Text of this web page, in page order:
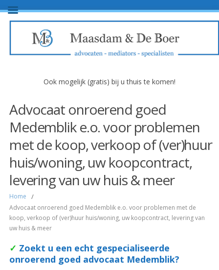
Ook mogelijk (gratis) bij u thuis te komen!
Advocaat onroerend goed
Medemblik e.o. voor problemen
met de koop, verkoop of (ver)huur
huis/woning, uw koopcontract,
levering van uw huis & meer
Home /
Advocaat onroerend goed Medemblik e.o. voor problemen met de
koop, verkoop of (ver)huur huis/woning, uw koopcontract, levering van
uw huis & meer
✓ Zoekt u een echt gespecialiseerde
onroerend goed advocaat Medemblik?